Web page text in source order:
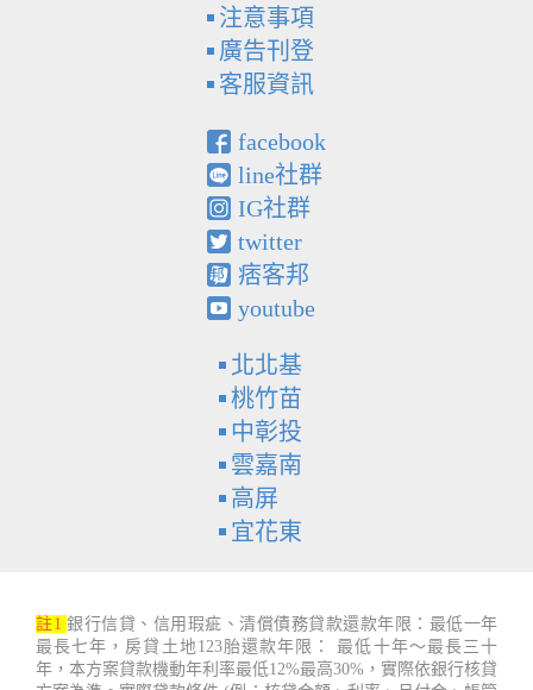
注意事項
廣告刊登
客服資訊
facebook
line社群
IG社群
twitter
痞客邦
youtube
北北基
桃竹苗
中彰投
雲嘉南
高屏
宜花東
註1 銀行信貸、信用瑕疵、清償債務貸款還款年限：最低一年
最長七年，房貸土地123胎還款年限： 最低十年～最長三十
年，本方案貸款機動年利率最低12%最高30%，實際依銀行核貸